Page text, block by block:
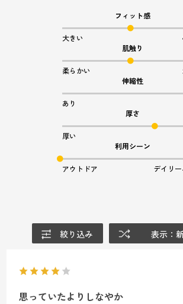
フィット感
大きい
肌触り
柔らかい
伸縮性
あり
厚さ
厚い
利用シーン
アウトドア デイリ
絞り込み 表示：
思っていたよりしなやか